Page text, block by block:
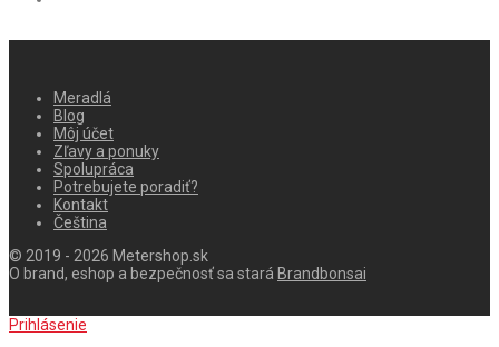
Meradlá
Blog
Môj účet
Zľavy a ponuky
Spolupráca
Potrebujete poradiť?
Kontakt
Čeština
© 2019 - 2026 Metershop.sk
O brand, eshop a bezpečnosť sa stará Brandbonsai
Prihlásenie